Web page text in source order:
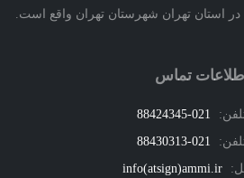
تهران شهرستان تهران واقع است.
تماس
021-
021-